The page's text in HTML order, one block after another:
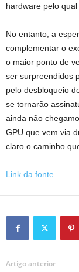
hardware pelo qual
No entanto, a
complementar o
o maior ponto de
ser surpreendidos
pelo desbloqueio
se tornarão
ainda não
GPU que vem via
claro o caminho
Link da fonte
Artigo anterior